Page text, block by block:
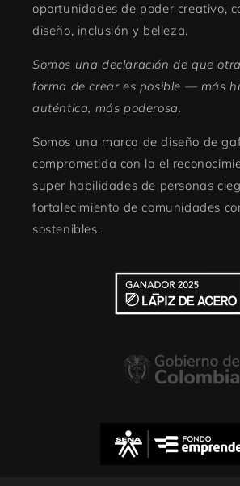
oportunidades de poder creativo,
diseño, inclusión y belleza.
Somos una declaración de que otra
forma de crear es posible — más
auténtica, más poderosa.
Somos una marca de diseño de
comprometida con la el
super habilidades de personas
fortalecimiento de comunidades
sostenibles.